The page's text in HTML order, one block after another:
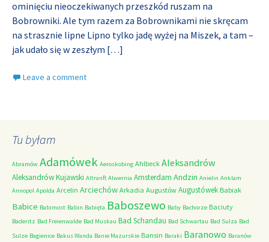
ominięciu nieoczekiwanych przeszkód ruszam na
Bobrowniki. Ale tym razem za Bobrownikami nie skręcam
na strasznie lipne Lipno tylko jadę wyżej na Miszek, a tam –
jak udało się w zeszłym […]
Leave a comment
Tu byłam
Abramów Adamówek Aeroskobing Ahlbeck Aleksandrów
Aleksandrów Kujawski Altranft Alwernia Amsterdam Andzin Anielin Anklam
Annopol Apolda Arcelin Arciechów Arkadia Augustów Augustówek Babiak
Babice Babimost Babin Babięta Baboszewo Baby Bachorze Baciuty
Baderitz Bad Freienwalde Bad Muskau Bad Schandau Bad Schwartau Bad Sulza Bad
Sulze Bagienice Bakus Wanda Banie Mazurskie Bansin Baraki Baranowo Baranów